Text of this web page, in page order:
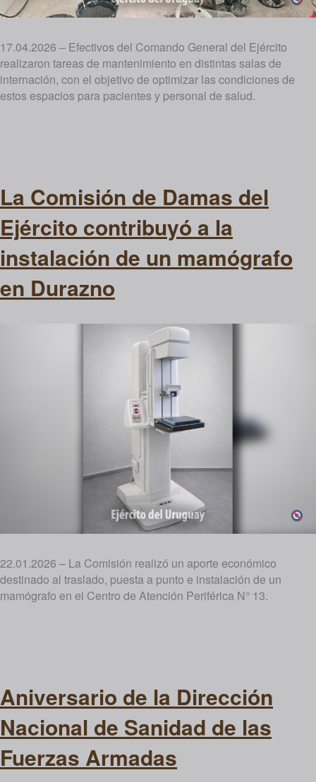
17.04.2026 – Efectivos del Comando General del Ejército
realizaron tareas de mantenimiento en distintas salas de
internación, con el objetivo de optimizar las condiciones de
estos espacios para pacientes y personal de salud.
La Comisión de Damas del
Ejército contribuyó a la
instalación de un mamógrafo
en Durazno
22.01.2026 – La Comisión realizó un aporte económico
destinado al traslado, puesta a punto e instalación de un
mamógrafo en el Centro de Atención Periférica N° 13.
Aniversario de la Dirección
Nacional de Sanidad de las
Fuerzas Armadas